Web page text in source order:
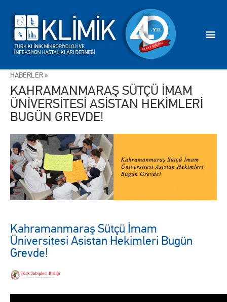
HABERLER »
KAHRAMANMARAŞ SÜTÇÜ İMAM
ÜNİVERSİTESİ ASİSTAN HEKİMLERİ
BUGÜN GREVDE!
Kahramanmaraş Sütçü İmam
Üniversitesi Asistan Hekimleri Bugün
Grevde!